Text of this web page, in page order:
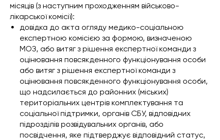
місяців (з наступним проходженням військово-
лікарської комісії):
довідка до акта огляду медико-соціальною
експертною комісією за формою, визначеною
МОЗ, або витяг з рішення експертної команди з
оцінювання повсякденного функціонування особи
або витяг з рішення експертної команди з
оцінювання повсякденного функціонування особи,
що надсилається до районних (міських)
територіальних центрів комплектування та
соціальної підтримки, органів СБУ, відповідних
підрозділів розвідувальних органів, або
посвідчення, яке підтверджує відповідний статус,